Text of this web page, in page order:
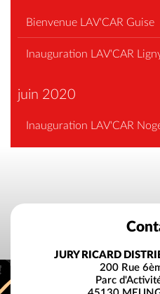
Bienvenue LAV'CAR Guise
Inauguration LAV'CAR
juin 2020
Inauguration LAV'CAR
JURY RICARD
200 Rue
Parc